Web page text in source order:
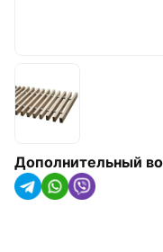
Дополнительный